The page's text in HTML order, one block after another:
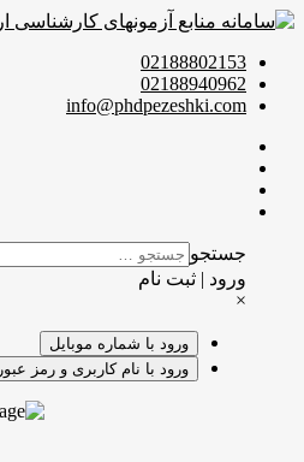
02188802153
02188940962
info@phdpezeshki.com
جستجو
ورود | ثبت نام
×
ورود با شماره موبایل
ورود با نام کاربری و رمز عبور